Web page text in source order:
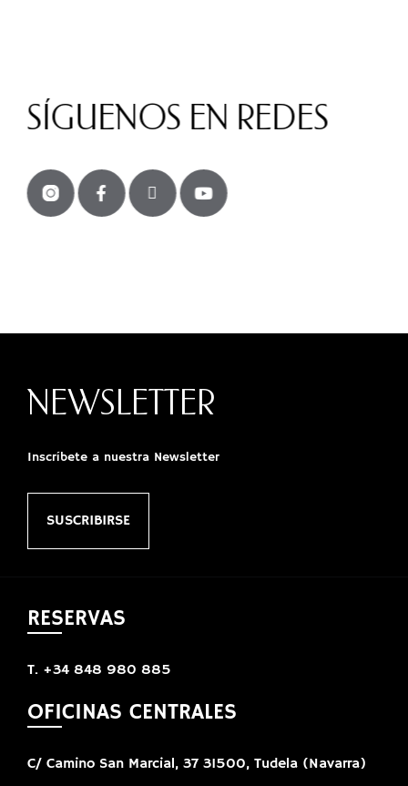
SÍGUENOS EN REDES
NEWSLETTER
Inscríbete a nuestra Newsletter
SUSCRIBIRSE
RESERVAS
T. +34 848 980 885
OFICINAS CENTRALES
C/ Camino San Marcial, 37 31500, Tudela (Navarra)